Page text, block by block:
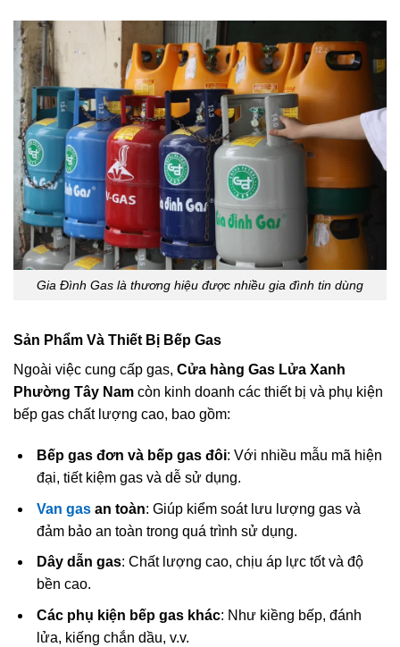
Gia Đình Gas là thương hiệu được nhiều gia đình tin dùng
Sản Phẩm Và Thiết Bị Bếp Gas
Ngoài việc cung cấp gas, Cửa hàng Gas Lửa Xanh
Phường Tây Nam còn kinh doanh các thiết bị và phụ kiện
bếp gas chất lượng cao, bao gồm:
Bếp gas đơn và bếp gas đôi: Với nhiều mẫu mã hiện
đại, tiết kiệm gas và dễ sử dụng.
Van gasan toàn: Giúp kiểm soát lưu lượng gas và
đảm bảo an toàn trong quá trình sử dụng.
Dây dẫn gas: Chất lượng cao, chịu áp lực tốt và độ
bền cao.
Các phụ kiện bếp gas khác: Như kiềng bếp, đánh
lửa, kiếng chắn dầu, v.v.